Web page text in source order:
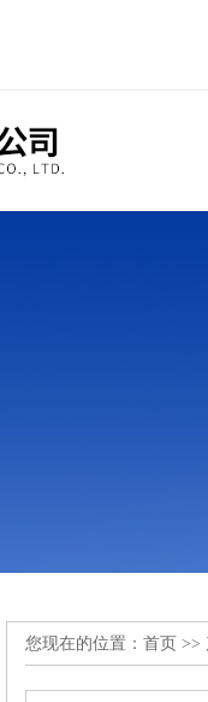
您现在的位置： 首页 >>